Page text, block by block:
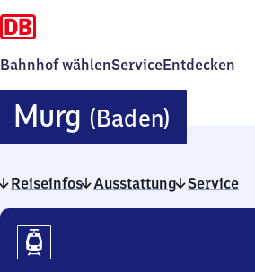
Bahnhof wählenServiceEntdecken
Murg (Baden)
(Baden)
Reiseinfos Ausstattung Service
Reiseinfos